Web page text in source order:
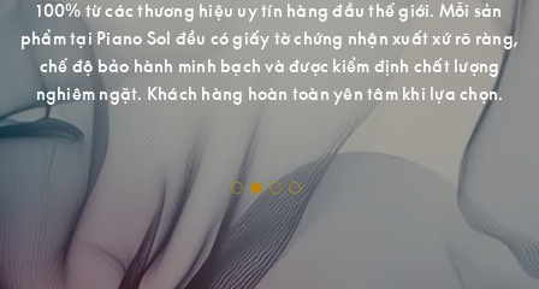
100% từ các thương hiệu uy tín hàng đầu thế giới. Mỗi sản
phẩm tại Piano Sol đều có giấy tờ chứng nhận xuất xứ rõ ràng,
chế độ bảo hành minh bạch và được kiểm định chất lượng
nghiêm ngặt. Khách hàng hoàn toàn yên tâm khi lựa chọn.